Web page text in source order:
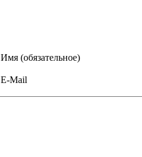
Имя (обязательное)
E-Mail